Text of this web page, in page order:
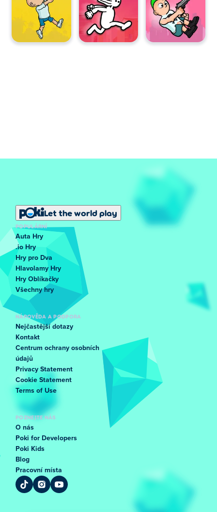
Let the world play
POPULÁRNÍ
Auta Hry
.io Hry
Hry pro Dva
Hlavolamy Hry
Hry Oblíkačky
Všechny hry
NÁPOVĚDA A PODPORA
Nejčastější dotazy
Kontakt
Centrum ochrany osobních
údajů
Privacy Statement
Cookie Statement
Terms of Use
POZNEJTE NÁS
O nás
Poki for Developers
Poki Kids
Blog
Pracovní místa